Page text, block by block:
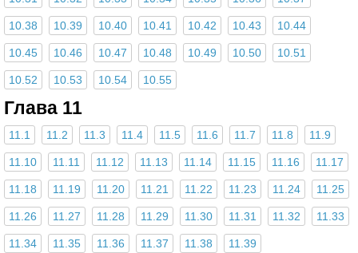
10.38 10.39 10.40 10.41 10.42 10.43 10.44
10.45 10.46 10.47 10.48 10.49 10.50 10.51
10.52 10.53 10.54 10.55
Глава 11
11.1 11.2 11.3 11.4 11.5 11.6 11.7 11.8 11.9
11.10 11.11 11.12 11.13 11.14 11.15 11.16 11.17
11.18 11.19 11.20 11.21 11.22 11.23 11.24 11.25
11.26 11.27 11.28 11.29 11.30 11.31 11.32 11.33
11.34 11.35 11.36 11.37 11.38 11.39